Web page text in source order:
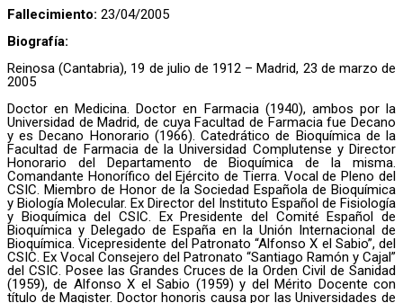
Fallecimiento: 23/04/2005
Biografía:
Reinosa (Cantabria), 19 de julio de 1912 – Madrid, 23 de marzo de
2005
Doctor en Medicina. Doctor en Farmacia (1940), ambos por la
Universidad de Madrid, de cuya Facultad de Farmacia fue Decano
y es Decano Honorario (1966). Catedrático de Bioquímica de la
Facultad de Farmacia de la Universidad Complutense y Director
Honorario del Departamento de Bioquímica de la misma.
Comandante Honorífico del Ejército de Tierra. Vocal de Pleno del
CSIC. Miembro de Honor de la Sociedad Española de Bioquímica
y Biología Molecular. Ex Director del Instituto Español de Fisiología
y Bioquímica del CSIC. Ex Presidente del Comité Español de
Bioquímica y Delegado de España en la Unión Internacional de
Bioquímica. Vicepresidente del Patronato “Alfonso X el Sabio”, del
CSIC. Ex Vocal Consejero del Patronato “Santiago Ramón y Cajal”
del CSIC. Posee las Grandes Cruces de la Orden Civil de Sanidad
(1959), de Alfonso X el Sabio (1959) y del Mérito Docente con
título de Magister. Doctor honoris causa por las Universidades de